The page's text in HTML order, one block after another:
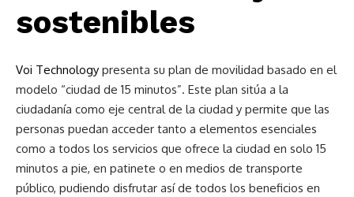
sostenibles
Voi Technology presenta su plan de movilidad basado en el
modelo “ciudad de 15 minutos”. Este plan sitúa a la
ciudadanía como eje central de la ciudad y permite que las
personas puedan acceder tanto a elementos esenciales
como a todos los servicios que ofrece la ciudad en solo 15
minutos a pie, en patinete o en medios de transporte
público, pudiendo disfrutar así de todos los beneficios en